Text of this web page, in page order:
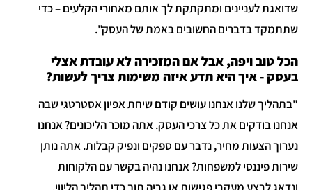
שדואגת לעניינים ומתקתקת לך אותם מאחורי הקלעים – כדי
שתתמקד בדברים החשובים באמת של העסק".
הכל טוב ויפה, אבל אם המזכירה לא עובדת אצלי
בעסק - איך היא תדע איזה משימות צריך לעשות?
"בתהליך שלנו אנחנו עושים קודם שיחת אפיון אסטרטגי שבה
אנחנו בודקים את כל צרכי העסק. אתה מוכר הליכונים? אנחנו
נערוך הצעות מחיר, נדבר עם ספקים ונפיק קבלות. אתה נותן
שירות פיננסי למשפחות? אנחנו נהיה בקשר עם הלקוחות